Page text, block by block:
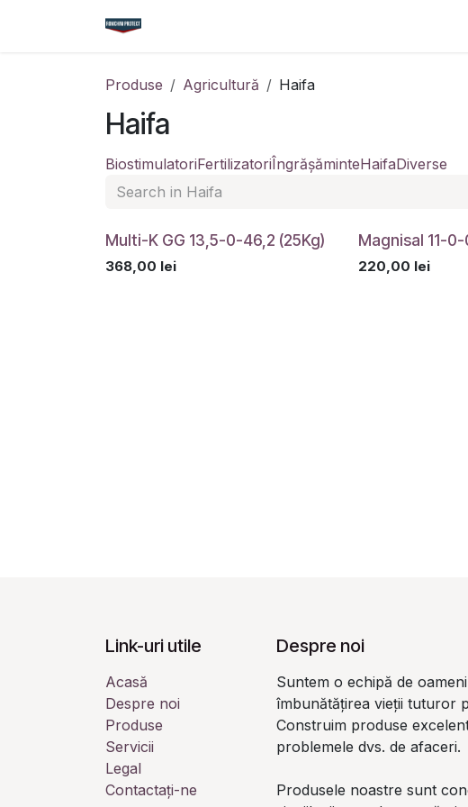
Produse Agricultură Haifa
Haifa
BiostimulatoriFertilizatoriÎngrășăminteHaifaDiverse
Multi-K GG 13,5-0-46,2 (25Kg)
368,00 lei
Magnisal 11-
220,00 lei
Link-uri utile
Acasă
Despre noi
Produse
Servicii
Legal
Contactați-ne
Despre noi
Suntem o echipă de
îmbunătățirea vieții tuturor
Construim produse
problemele dvs. de afaceri.
Produsele noastre sunt